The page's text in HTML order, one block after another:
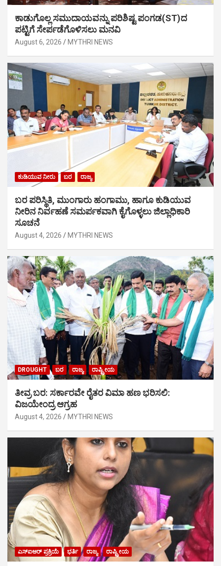
ಕಾಡುಗೊಲ್ಲ ಸಮುದಾಯವನ್ನು ಪರಿಶಿಷ್ಟ ಪಂಗಡ(ST)ದ
ಪಟ್ಟಿಗೆ ಸೇರ್ಪಡೆಗೊಳಿಸಲು ಮನವಿ
August 6, 2026 MYTHRI NEWS
ಕುಡಿಯುವ ನೀರು ಬರ ರಾಜ್ಯ
ಬರ ಪರಿಸ್ಥಿತಿ, ಮುಂಗಾರು ಹಂಗಾಮು, ಹಾಗೂ ಕುಡಿಯುವ
ನೀರಿನ ನಿರ್ವಹಣೆ ಸಮರ್ಪಕವಾಗಿ ಕೈಗೊಳ್ಳಲು ಜಿಲ್ಲಾಧಿಕಾರಿ
ಸೂಚನೆ
August 4, 2026 MYTHRI NEWS
DROUGHT ಬರ ರಾಜ್ಯ ರಾಷ್ಟ್ರೀಯ
ತೀವ್ರ ಬರ: ಸರ್ಕಾರವೇ ರೈತರ ವಿಮಾ ಹಣ ಭರಿಸಲಿ:
ವಿಜಯೇಂದ್ರ ಆಗ್ರಹ
August 4, 2026 MYTHRI NEWS
ಎಸ್‍ಐಆರ್ ಪ್ರಕ್ರಿಯೆ ಭರ್ತಿ ರಾಜ್ಯ ರಾಷ್ಟ್ರೀಯ